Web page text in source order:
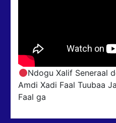
Ndogu Xalif Seneraal
Amdi Xadi Faal Tuubaa
Faal ga